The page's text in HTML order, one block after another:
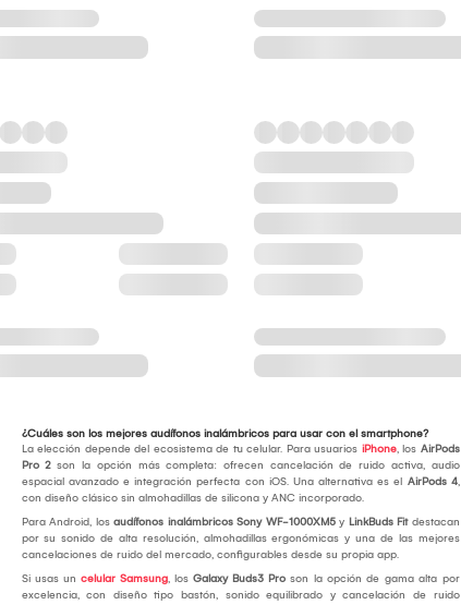
¿Cuáles son los mejores audífonos inalámbricos para usar con el smartphone?
La elección depende del ecosistema de tu celular. Para usuarios iPhone, los AirPods
Pro 2son la opción más completa: ofrecen cancelación de ruido activa, audio
espacial avanzado e integración perfecta con iOS. Una alternativa es el AirPods 4,
con diseño clásico sin almohadillas de silicona y ANC incorporado.
Para Android, losaudífonos inalámbricos Sony WF-1000XM5y LinkBuds Fitdestacan
por su sonido de alta resolución, almohadillas ergonómicas y una de las mejores
cancelaciones de ruido del mercado, configurables desde su propia app.
Si usas un celular Samsung, los Galaxy Buds3 Proson la opción de gama alta por
excelencia, con diseño tipo bastón, sonido equilibrado y cancelación de ruido